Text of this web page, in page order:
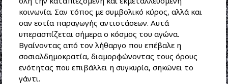
κοινωνία. Σαν τόπος με συμβολικό κύρος, αλλά και
σαν εστία παραγωγής αντιστάσεων. Αυτά
υπερασπίζεται σήμερα ο κόσμος του αγώνα.
Βγαίνοντας από τον λήθαργο που επέβαλε η
σοσιαλδημοκρατία, διαμορφώνοντας τους όρους
ενότητας που επιβάλλει η συγκυρία, σηκώνει το
γάντι.